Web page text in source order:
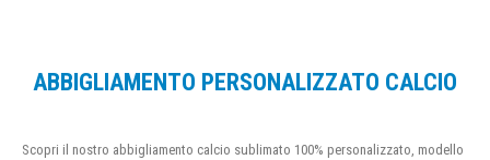
ABBIGLIAMENTO PERSONALIZZATO CALCIO
Scopri il nostro abbigliamento calcio sublimato 100% personalizzato, modello